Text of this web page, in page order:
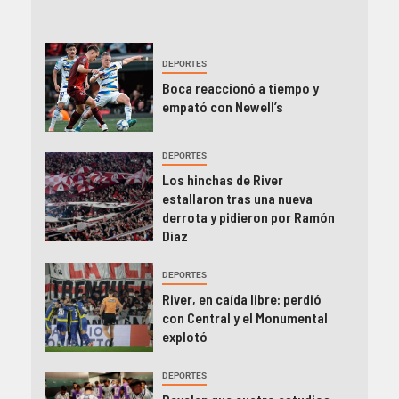
DEPORTES
Boca reaccionó a tiempo y
empató con Newell’s
DEPORTES
Los hinchas de River
estallaron tras una nueva
derrota y pidieron por Ramón
Díaz
DEPORTES
River, en caída libre: perdió
con Central y el Monumental
explotó
DEPORTES